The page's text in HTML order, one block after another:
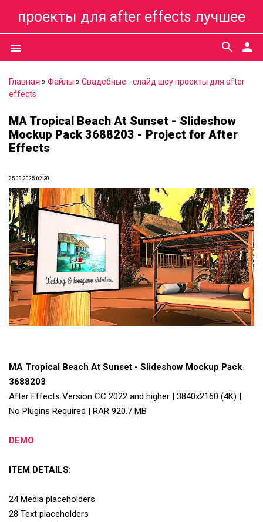
проекты для after effects лучшее
menu person
search
Главная » Файлы » Свадебные - слайд шоу проекты для after
effects
MA Tropical Beach At Sunset - Slideshow
Mockup Pack 3688203 - Project for After
Effects
25.09.2025, 02:30
MA Tropical Beach At Sunset - Slideshow Mockup Pack
3688203
After Effects Version CC 2022 and higher | 3840x2160 (4K) |
No Plugins Required | RAR 920.7 MB
DEMO
ITEM DETAILS:
24 Media placeholders
28 Text placeholders